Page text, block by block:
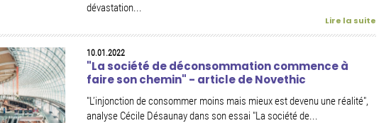
dévastation...
Lire la suite
10.01.2022
"La société de déconsommation commence à
faire son chemin" - article de Novethic
"L’injonction de consommer moins mais mieux est devenu une réalité",
analyse Cécile Désaunay dans son essai "La société de...